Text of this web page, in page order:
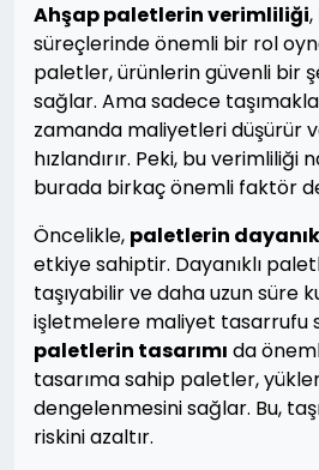
Ahşap paletlerin verimliliği
süreçlerinde önemli bir rol
paletler, ürünlerin güvenli bir
sağlar. Ama sadece
zamanda maliyetleri düşürür
hızlandırır. Peki, bu verimliliği
burada birkaç önemli faktör
Öncelikle, paletlerin
etkiye sahiptir. Dayanıklı
taşıyabilir ve daha uzun süre
işletmelere maliyet tasarrufu
paletlerin tasarımı da
tasarıma sahip paletler,
dengelenmesini sağlar. Bu,
riskini azaltır.